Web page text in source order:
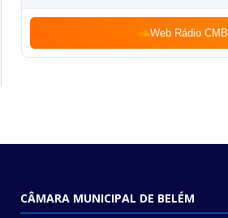
Web Rádio CMB
CÂMARA MUNICIPAL DE BELÉM